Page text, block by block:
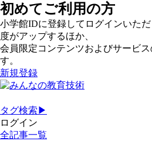
初めてご利用の方
小学館IDに登録してログインいた
度がアップするほか、
会員限定コンテンツおよびサービ
す。
新規登録
タグ検索▶
ログイン
全記事一覧